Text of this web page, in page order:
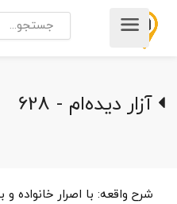
آزار دیده‌ام - 628
شرح واقعه: با اصرار خانواده